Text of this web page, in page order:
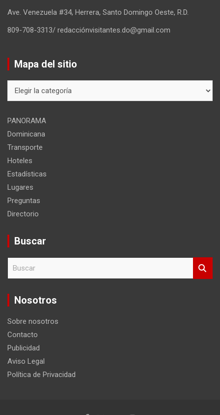
Ave. Venezuela #34, Herrera, Santo Domingo Oeste, R.D.
809-708-3313/ redacciónvisitantes.do@gmail.com
Mapa del sitio
del
PANORAMA
Dominicana
Transporte
Hoteles
Estadísticas
Lugares
Preguntas
Directorio
Buscar
c
Nosotros
Sobre nosotros
Contacto
Publicidad
Aviso Legal
Política de Privacidad